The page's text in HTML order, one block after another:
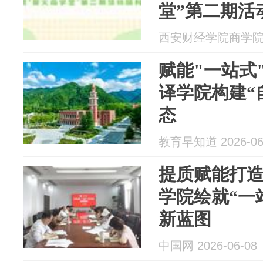
堂”第二期活
西安财经学院商学
赋能"一站式
译学院构建“
态
教育早知道 2026-
提质赋能打
学院绘就“一
新蓝图
中国网 2026-06-08